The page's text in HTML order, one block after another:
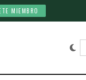
MIEMBRO